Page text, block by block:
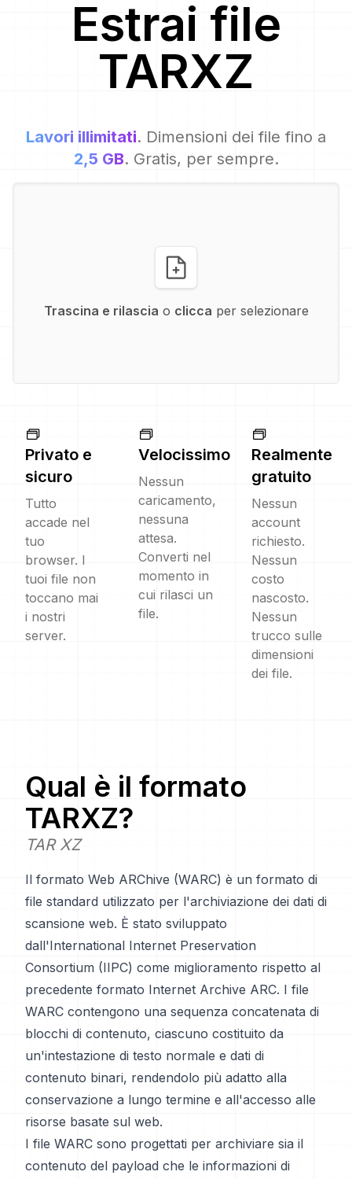
Estrai file
TARXZ
Lavori illimitati. Dimensioni dei file fino a
2,5 GB. Gratis, per sempre.
Trascina e rilascia o clicca per selezionare
Privato e
sicuro
Tutto
accade nel
tuo
browser. I
tuoi file non
toccano mai
i nostri
server.
Velocissimo
Nessun
caricamento,
nessuna
attesa.
Converti nel
momento in
cui rilasci un
file.
Realmente
gratuito
Nessun
account
richiesto.
Nessun
costo
nascosto.
Nessun
trucco sulle
dimensioni
dei file.
Qual è il formato
TARXZ?
TAR XZ
Il formato Web ARChive (WARC) è un formato di
file standard utilizzato per l'archiviazione dei dati di
scansione web. È stato sviluppato
dall'International Internet Preservation
Consortium (IIPC) come miglioramento rispetto al
precedente formato Internet Archive ARC. I file
WARC contengono una sequenza concatenata di
blocchi di contenuto, ciascuno costituito da
un'intestazione di testo normale e dati di
contenuto binari, rendendolo più adatto alla
conservazione a lungo termine e all'accesso alle
risorse basate sul web.
I file WARC sono progettati per archiviare sia il
contenuto del payload che le informazioni di